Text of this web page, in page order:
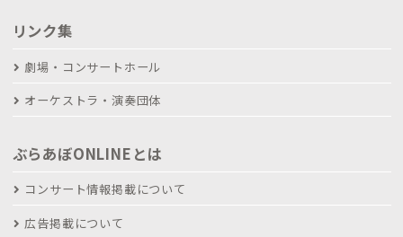
リンク集
劇場・コンサートホール
オーケストラ・演奏団体
ぶらあぼONLINEとは
コンサート情報掲載について
広告掲載について